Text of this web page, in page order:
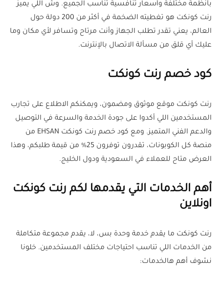
بأنظمة مختلفة وأسعار تنافسية تناسب الجميع. وش اللي يميز
رنت كونكت هو تغطيته الضخمة في أكثر من 200 دولة حول
العالم، يعني تقدر تطلب الجهاز وأنت مرتاح وتسافر لأي مكان وما
عليك أي قلق من مسألة الاتصال بالإنترنت.
كود خصم رنت كونكت
رنت كونكت موقع موثوق ومضمون، ويمكنكم الاطلاع على تجارب
المستخدمين اللي أكدوا على جودة الخدمة والسرعة في التوصيل
والدعم الفني المتميز. ومع كود خصم رنت كونكت EHSAN من
منصة كل الكوبونات، تقدرون توفرون 25% من قيمة طلبكم، وهذا
العرض متاح للعملاء في السعودية ودول الخليج.
أهم الخدمات التي يقدمها لكم رنت كونكت
اونلاين
رنت كونكت ما يقدم خدمة وحدة بس، لا، يقدم مجموعة متكاملة
من الخدمات اللي تناسب احتياجات مختلف المستخدمين. خلونا
نشوف أهم هالخدمات: